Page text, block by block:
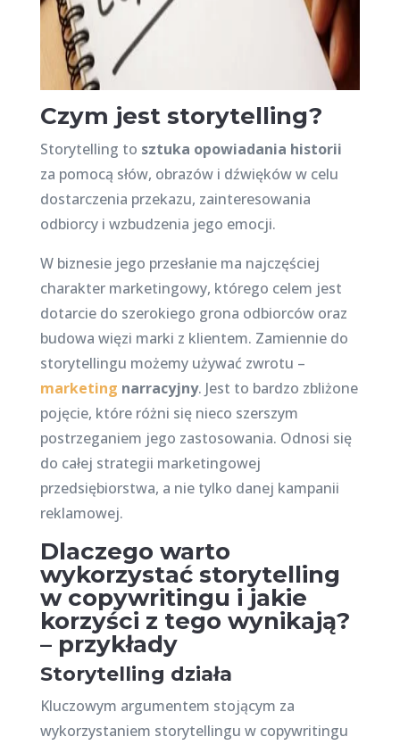
Czym jest storytelling?
Storytelling to sztuka opowiadania historii
za pomocą słów, obrazów i dźwięków w celu
dostarczenia przekazu, zainteresowania
odbiorcy i wzbudzenia jego emocji.
W biznesie jego przesłanie ma najczęściej
charakter marketingowy, którego celem jest
dotarcie do szerokiego grona odbiorców oraz
budowa więzi marki z klientem. Zamiennie do
storytellingu możemy używać zwrotu –
marketing narracyjny. Jest to bardzo zbliżone
pojęcie, które różni się nieco szerszym
postrzeganiem jego zastosowania. Odnosi się
do całej strategii marketingowej
przedsiębiorstwa, a nie tylko danej kampanii
reklamowej.
Dlaczego warto
wykorzystać storytelling
w copywritingu i jakie
korzyści z tego wynikają?
– przykłady
Storytelling działa
Kluczowym argumentem stojącym za
wykorzystaniem storytellingu w copywritingu